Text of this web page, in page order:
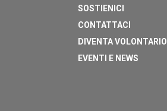
SOSTIENICI
CONTATTACI
DIVENTA VOLONTARIO
EVENTI E NEWS